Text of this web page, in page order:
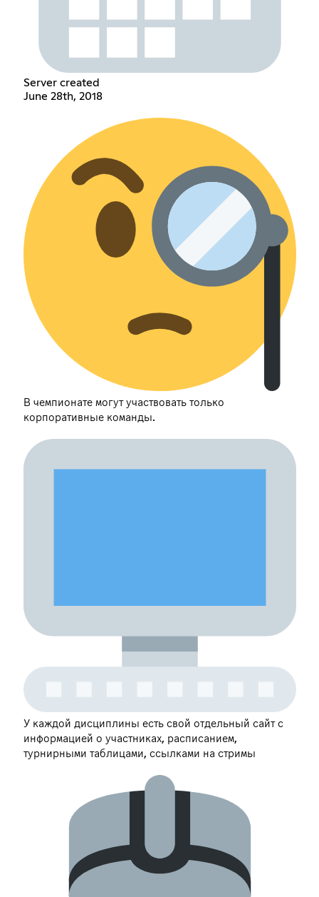
Server created
June 28th, 2018
В чемпионате могут участвовать только
корпоративные команды.
У каждой дисциплины есть свой отдельный сайт с
информацией о участниках, расписанием,
турнирными таблицами, ссылками на стримы